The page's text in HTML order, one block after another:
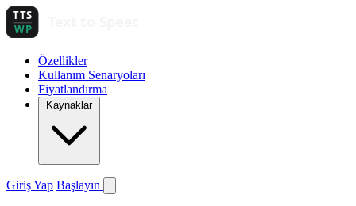
Özellikler
Kullanım Senaryoları
Fiyatlandırma
Kaynaklar
Giriş Yap Başlayın